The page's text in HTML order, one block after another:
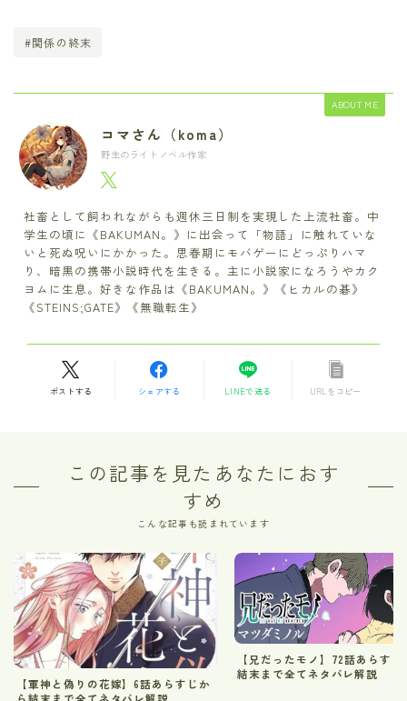
#関係の終末
ABOUT ME
コマさん（koma）
野生のライトノベル作家
社畜として飼われながらも週休三日制を実現した上流社畜。中
学生の頃に《BAKUMAN。》に出会って「物語」に触れていな
いと死ぬ呪いにかかった。思春期にモバゲーにどっぷりハマ
り、暗黒の携帯小説時代を生きる。主に小説家になろうやカク
ヨムに生息。好きな作品は《BAKUMAN。》《ヒカルの碁》
《STEINS;GATE》《無職転生》
ポストする シェアする LINEで送る URLをコピー
この記事を見たあなたにおす
すめ
こんな記事も読まれています
【軍神と偽りの花嫁】6話あらすじか
【兄だったモノ】72話あらすじ
結末まで全てネタバレ解説